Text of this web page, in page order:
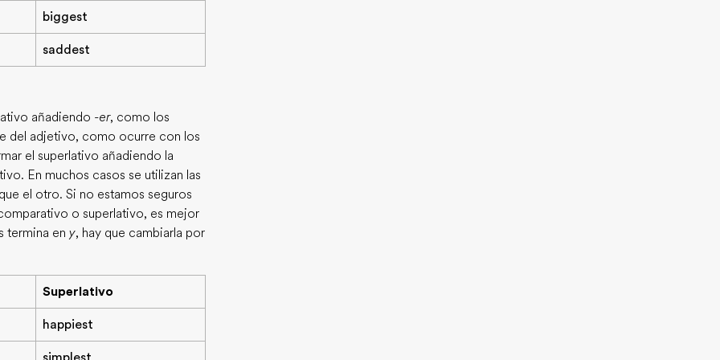
biggest
saddest
añadiendo -er, como los
del adjetivo, como ocurre con los
el superlativo añadiendo la
En muchos casos se utilizan las
el otro. Si no estamos seguros
o superlativo, es mejor
termina en y, hay que cambiarla por
Superlativo
happiest